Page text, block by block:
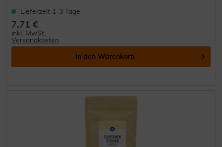
Lieferzeit 1-3 Tage
7,71 €
inkl. MwSt.
Versandkosten
In den Warenkorb